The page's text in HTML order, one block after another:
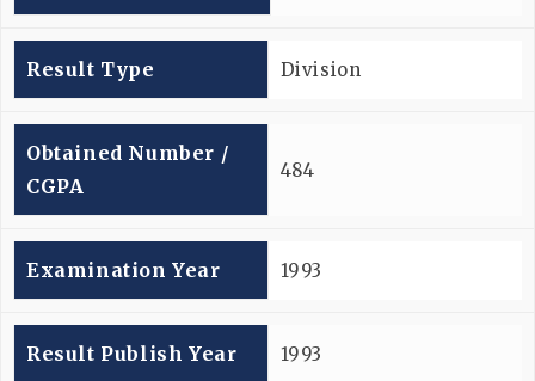
Result Type Division
Obtained Number /
CGPA
484
Examination Year 1993
Result Publish Year 1993